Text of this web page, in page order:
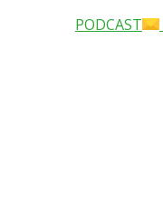
PODCAST